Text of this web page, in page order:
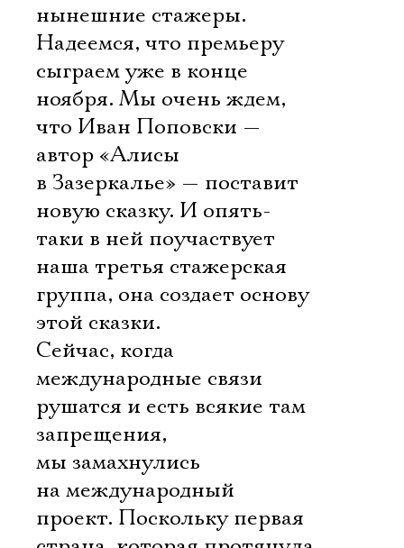
нынешние стажеры.
Надеемся, что премьеру
сыграем уже в конце
ноября. Мы очень ждем,
что Иван Поповски —
автор «Алисы
в Зазеркалье» — поставит
новую сказку. И опять-
таки в ней поучаствует
наша третья стажерская
группа, она создает основу
этой сказки.
Сейчас, когда
международные связи
рушатся и есть всякие там
запрещения,
мы замахнулись
на международный
проект. Поскольку первая